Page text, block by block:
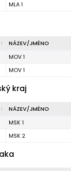
MLA 1
NÁZEV/JMÉNO
MOV 1
MOV 1
kraj
NÁZEV/JMÉNO
MSK 1
MSK 2